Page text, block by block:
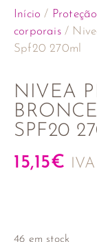
Início /
corporais/
Spf20 270ml
NIVEA
SPF20
15,15€
46 em stock